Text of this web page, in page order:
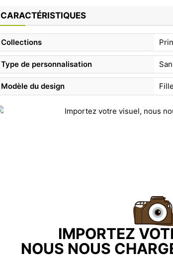
CARACTÉRISTIQUES
Collections
Type de personnalisation
Modèle du design Fille
IMPORTEZ
NOUS NOUS